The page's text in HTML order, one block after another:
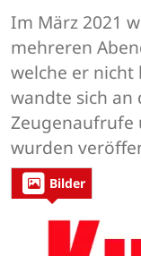
Im März 2021
mehreren
welche er nicht
wandte sich an
Zeugenaufrufe
wurden
Bilder